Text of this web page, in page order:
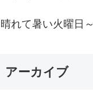
晴れて暑い火曜日～
アーカイブ